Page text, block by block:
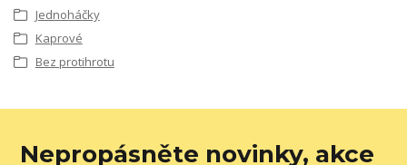
Jednoháčky
Kaprové
Bez protihrotu
Nepropásněte novinky, akce